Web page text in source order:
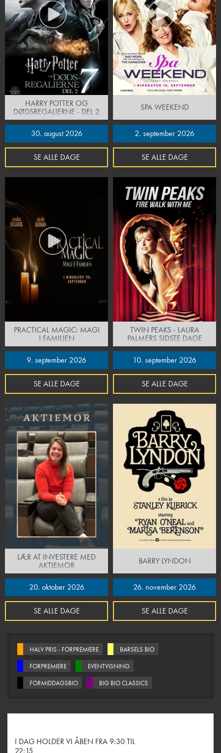
HARRY POTTER OG
DØDSREGALIERNE - DEL 2
30. august 2026
SE ALLE DAGE
SPA WEEKEND
2. september 2026
SE ALLE DAGE
PRACTICAL MAGIC: MAGI
I FAMILIEN
9. september 2026
SE ALLE DAGE
TWIN PEAKS - LAURA
PALMERS SIDSTE DAGE
10. september 2026
SE ALLE DAGE
LÆR AT INVESTERE MED
AKTIEMOR
20. oktober 2026
SE ALLE DAGE
BARRY LYNDON
26. november 2026
SE ALLE DAGE
HALV PRIS - FORPREMIERE
BARSELS BIO
FORPREMIERE
EVENTVISNING
FORMIDDAGSBIO
BIG BIO CLASSICS
I DAG HOLDER VI ÅBEN FRA 9:30 TIL
22:15